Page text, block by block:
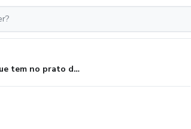
O que tem no prato da grávida?